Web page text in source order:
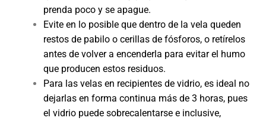
prenda poco y se apague.
Evite en lo posible que dentro de la vela queden
restos de pabilo o cerillas de fósforos, o retírelos
antes de volver a encenderla para evitar el humo
que producen estos residuos.
Para las velas en recipientes de vidrio, es ideal no
dejarlas en forma continua más de 3 horas, pues
el vidrio puede sobrecalentarse e inclusive,